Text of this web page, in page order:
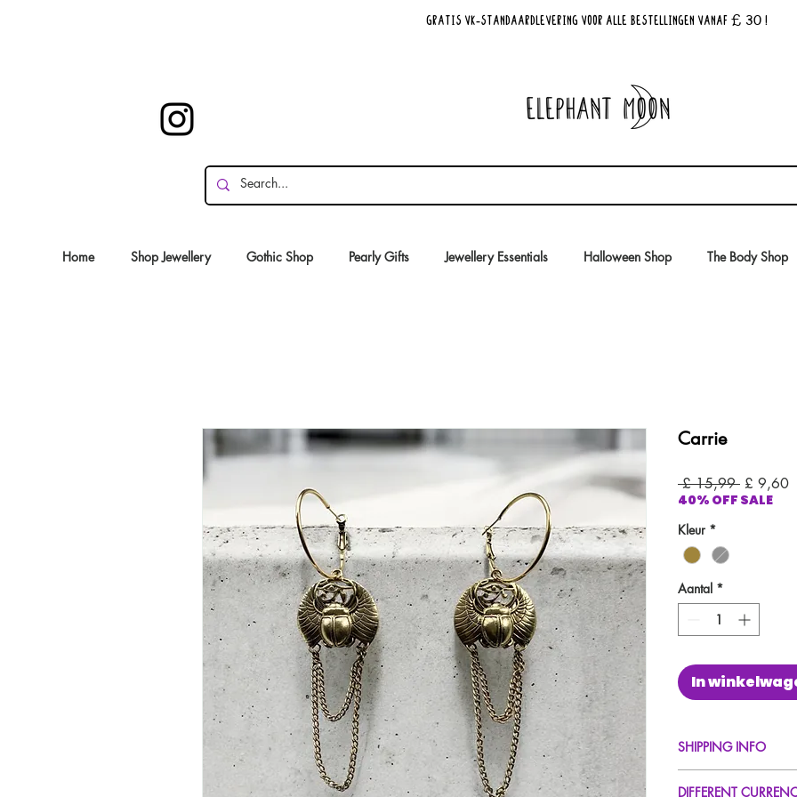
GRATIS VK-standaardlevering voor alle bestellingen vanaf £ 30 !
Home Shop Jewellery Gothic Shop Pearly Gifts Jewellery Essentials Halloween Shop The Body Shop
Carrie
£ 15,99 Normale
prijs
£ 9,60
40% OFF SALE
Kleur *
Aantal *
In
SHIPPING INFO
DIFFERENT